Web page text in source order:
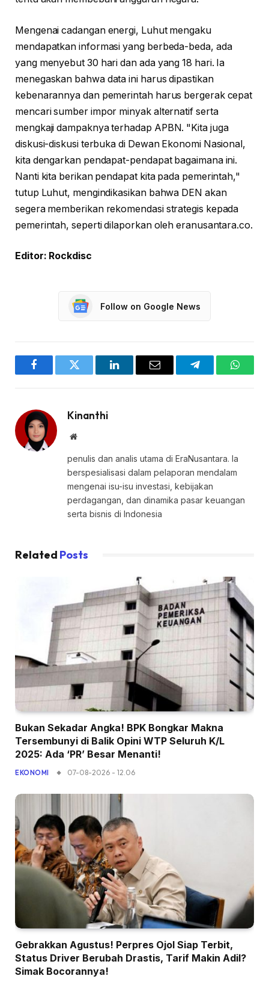
Mengenai cadangan energi, Luhut mengaku
mendapatkan informasi yang berbeda-beda, ada
yang menyebut 30 hari dan ada yang 18 hari. Ia
menegaskan bahwa data ini harus dipastikan
kebenarannya dan pemerintah harus bergerak cepat
mencari sumber impor minyak alternatif serta
mengkaji dampaknya terhadap APBN. "Kita juga
diskusi-diskusi terbuka di Dewan Ekonomi Nasional,
kita dengarkan pendapat-pendapat bagaimana ini.
Nanti kita berikan pendapat kita pada pemerintah,"
tutup Luhut, mengindikasikan bahwa DEN akan
segera memberikan rekomendasi strategis kepada
pemerintah, seperti dilaporkan oleh eranusantara.co.
Editor: Rockdisc
Follow on Google News
FacebookTwitter LinkedInEmail Telegram
Kinanthi
Website
penulis dan analis utama di EraNusantara. Ia
berspesialisasi dalam pelaporan mendalam
mengenai isu-isu investasi, kebijakan
perdagangan, dan dinamika pasar keuangan
serta bisnis di Indonesia
Related Posts
Bukan Sekadar Angka! BPK Bongkar Makna
Tersembunyi di Balik Opini WTP Seluruh K/L
2025: Ada ‘PR’ Besar Menanti!
EKONOMI 07-08-2026 - 12.06
Gebrakkan Agustus! Perpres Ojol Siap Terbit,
Status Driver Berubah Drastis, Tarif Makin Adil?
Simak Bocorannya!